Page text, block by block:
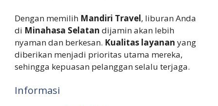
Dengan memilih Mandiri Travel, liburan Anda
di Minahasa Selatan dijamin akan lebih
nyaman dan berkesan. Kualitas layanan yang
diberikan menjadi prioritas utama mereka,
sehingga kepuasan pelanggan selalu terjaga.
Informasi